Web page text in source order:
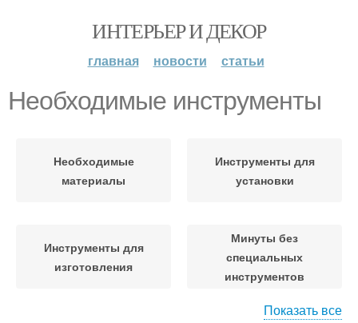
ИНТЕРЬЕР И ДЕКОР
главная новости статьи
Необходимые инструменты
Необходимые
материалы
Инструменты для
установки
Инструменты для
изготовления
Минуты без
специальных
инструментов
Показать все